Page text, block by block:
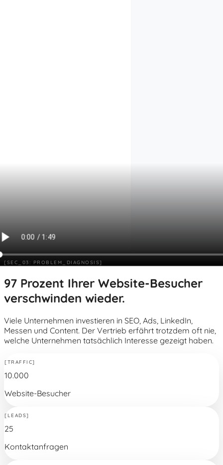
[SEC_03: PROBLEM_DIAGNOSIS]
97 Prozent Ihrer Website-Besucher
verschwinden wieder.
Viele Unternehmen investieren in SEO, Ads, LinkedIn,
Messen und Content. Der Vertrieb erfährt trotzdem oft nie,
welche Unternehmen tatsächlich Interesse gezeigt haben.
[TRAFFIC]
10.000
Website-Besucher
[LEADS]
25
Kontaktanfragen